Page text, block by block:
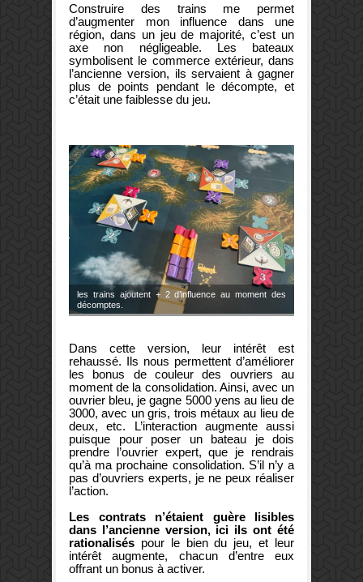
Construire des trains me permet
d’augmenter mon influence dans une
région, dans un jeu de majorité, c’est un
axe non négligeable. Les bateaux
symbolisent le commerce extérieur, dans
l’ancienne version, ils servaient à gagner
plus de points pendant le décompte, et
c’était une faiblesse du jeu.
les trains ajoutent + 2 d’influence au moment des
décomptes.
Dans cette version, leur intérêt est
rehaussé. Ils nous permettent d’améliorer
les bonus de couleur des ouvriers au
moment de la consolidation. Ainsi, avec un
ouvrier bleu, je gagne 5000 yens au lieu de
3000, avec un gris, trois métaux au lieu de
deux, etc. L’interaction augmente aussi
puisque pour poser un bateau je dois
prendre l’ouvrier expert, que je rendrais
qu’à ma prochaine consolidation. S’il n’y a
pas d’ouvriers experts, je ne peux réaliser
l’action.
Les contrats n’étaient guère lisibles
dans l’ancienne version, ici ils ont été
rationalisés pour le bien du jeu, et leur
intérêt augmente, chacun d’entre eux
offrant un bonus à activer.